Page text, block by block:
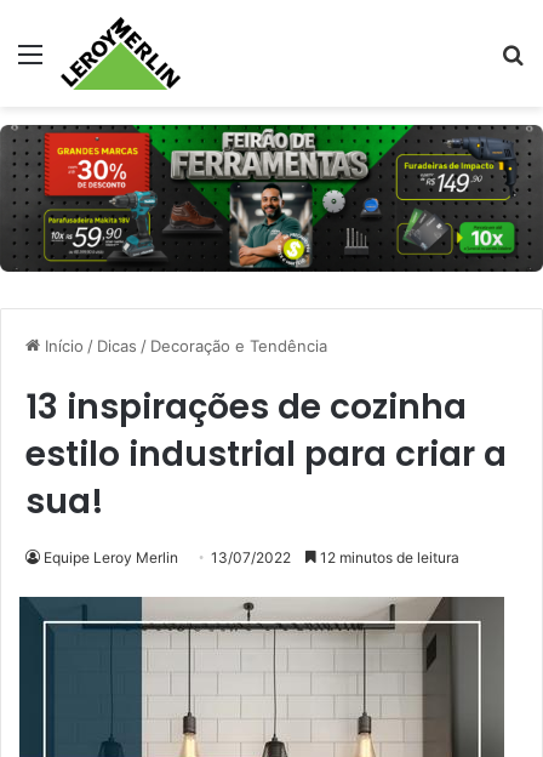
Menu
Início / Dicas / Decoração e Tendência
13 inspirações de cozinha
estilo industrial para criar a
sua!
Equipe Leroy Merlin 13/07/2022 12 minutos de leitura